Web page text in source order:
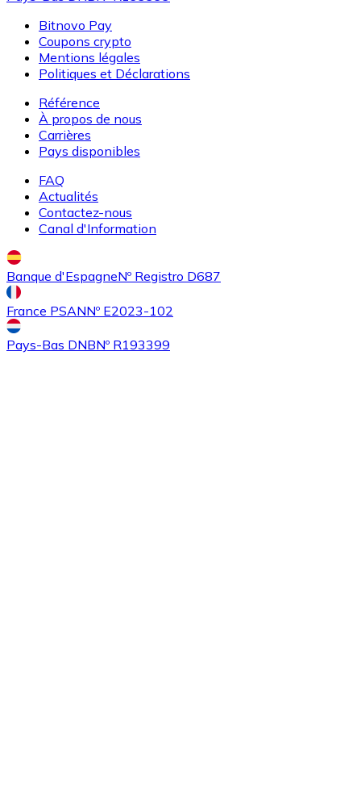
AcheterEthereum Classic
ETC
AcheterAlgorandavec virement bancaire
ALGO
Bitnovo Pay
Coupons crypto
Mentions légales
Politiques et Déclarations
Référence
À propos de nous
Carrières
Pays disponibles
FAQ
Actualités
Contactez-nous
Canal d'Information
Banque d'EspagneNº Registro D687
France PSANNº E2023-102
Pays-Bas DNBNº R193399